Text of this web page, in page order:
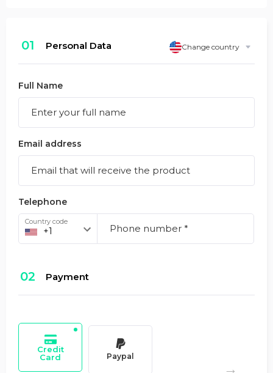
Change country
01 Personal Data
Full Name
Email address
Telephone
Country code
02 Payment
Credit
Card
Paypal